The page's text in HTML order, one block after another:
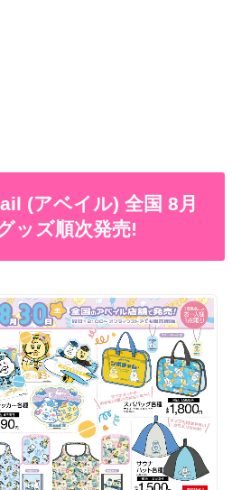
(アベイル) 全国 8月
ッズ順次発売!